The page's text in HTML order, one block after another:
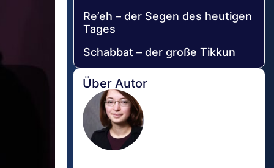
Re’eh – der Segen des heutigen
Tages
Schabbat – der große Tikkun
Über Autor